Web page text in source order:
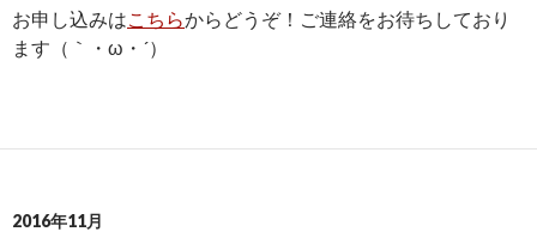
お申し込みは こちらからどうぞ！ご連絡をお待ちしており
ます（｀・ω・´）
2016年11月